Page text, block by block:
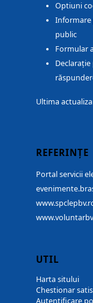
Optiuni
Informare
public
Formular
Ultima
REFERINȚE
Portal servicii
UTIL
Harta sitului
Chestionar